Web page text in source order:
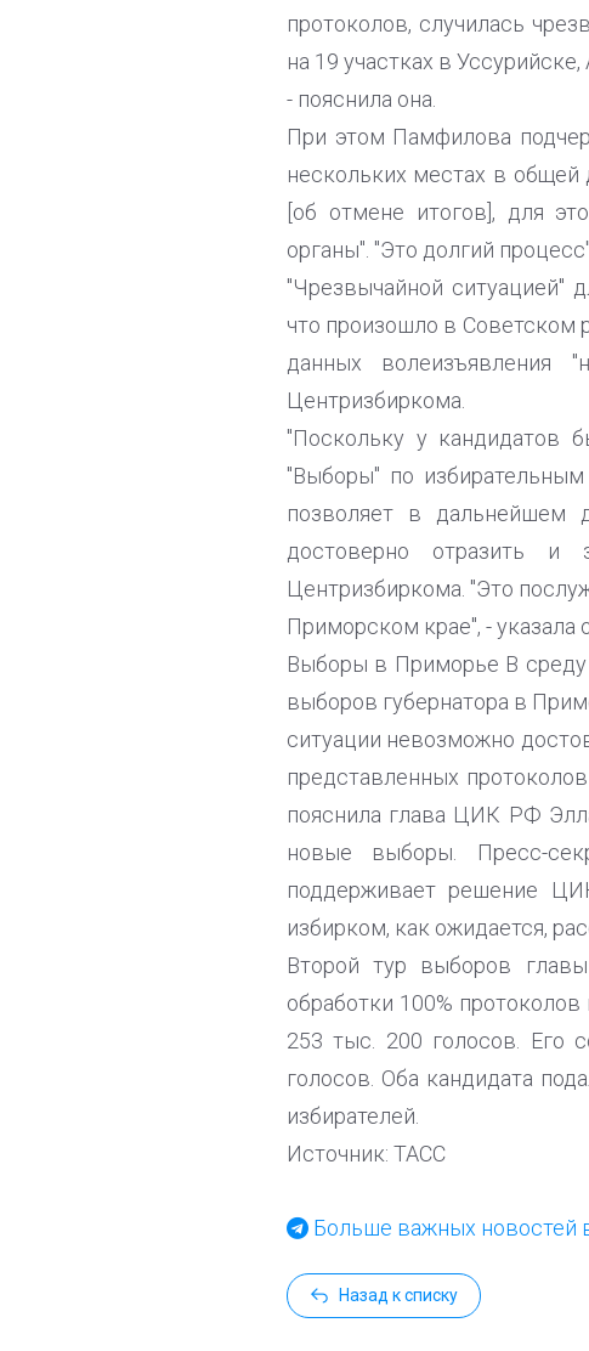
протоколов, случилась
на 19 участках в
- пояснила она.
При этом Памфилова
нескольких местах в
[об отмене итогов], для
органы". "Это долгий
"Чрезвычайной ситуацией"
что произошло в Советском
данных волеизъявления
Центризбиркома.
"Поскольку у кандидатов
"Выборы" по избирательным
позволяет в дальнейшем
достоверно отразить и
Центризбиркома. "Это
Приморском крае", - указала
Выборы в Приморье В
выборов губернатора в
ситуации невозможно
представленных
пояснила глава ЦИК РФ
новые выборы. Пресс-
поддерживает решение
избирком, как ожидается,
Второй тур выборов
обработки 100%
253 тыс. 200 голосов. Его
голосов. Оба кандидата
избирателей.
Источник: ТАСС
Больше важных новостей
Назад к списку